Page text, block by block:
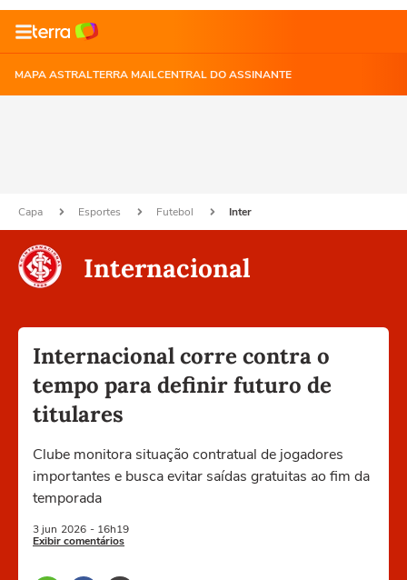
MAPA ASTRALTERRA MAILCENTRAL DO ASSINANTE
Capa Esportes Futebol Inter
Internacional
Internacional corre contra o
tempo para definir futuro de
titulares
Clube monitora situação contratual de jogadores
importantes e busca evitar saídas gratuitas ao fim da
temporada
3 jun 2026 - 16h19
Exibir comentários